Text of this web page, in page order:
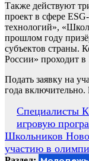
Также действуют
проект в сфере ESG-
технологий»,
прошлом году
субъектов страны.
России» проходит в
Подать заявку на
года
Навигация
по
записям
Специалисты
игровую
Школьников
участию в